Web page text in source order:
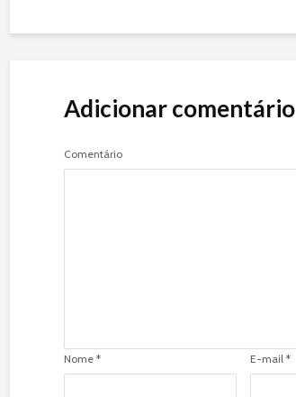
Adicionar comentário
Comentário
Nome * E-mail *